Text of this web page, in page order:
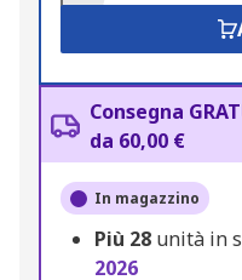
Consegna
da 60,00 €
In magazzino
Più 28 unità in
2026